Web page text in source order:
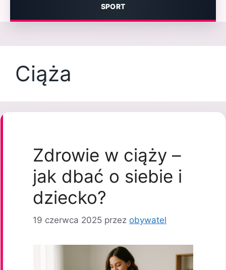
SPORT
Ciąża
Zdrowie w ciąży –
jak dbać o siebie i
dziecko?
19 czerwca 2025 przez obywatel